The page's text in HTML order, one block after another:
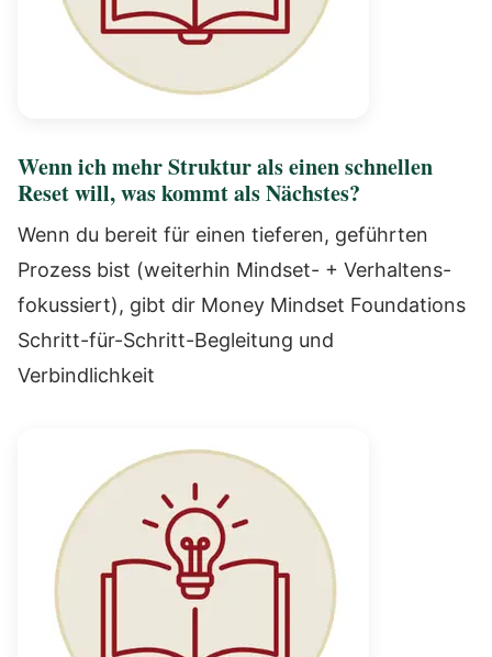
Wenn ich mehr Struktur als einen schnellen
Reset will, was kommt als Nächstes?
Wenn du bereit für einen tieferen, geführten
Prozess bist (weiterhin Mindset- + Verhaltens-
fokussiert), gibt dir Money Mindset Foundations
Schritt-für-Schritt-Begleitung und
Verbindlichkeit